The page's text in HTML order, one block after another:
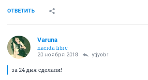
ОТВЕТИТЬ
Varuna
nacida libre
20 ноября 2018 ytjyobr
за 24 дня сделали!